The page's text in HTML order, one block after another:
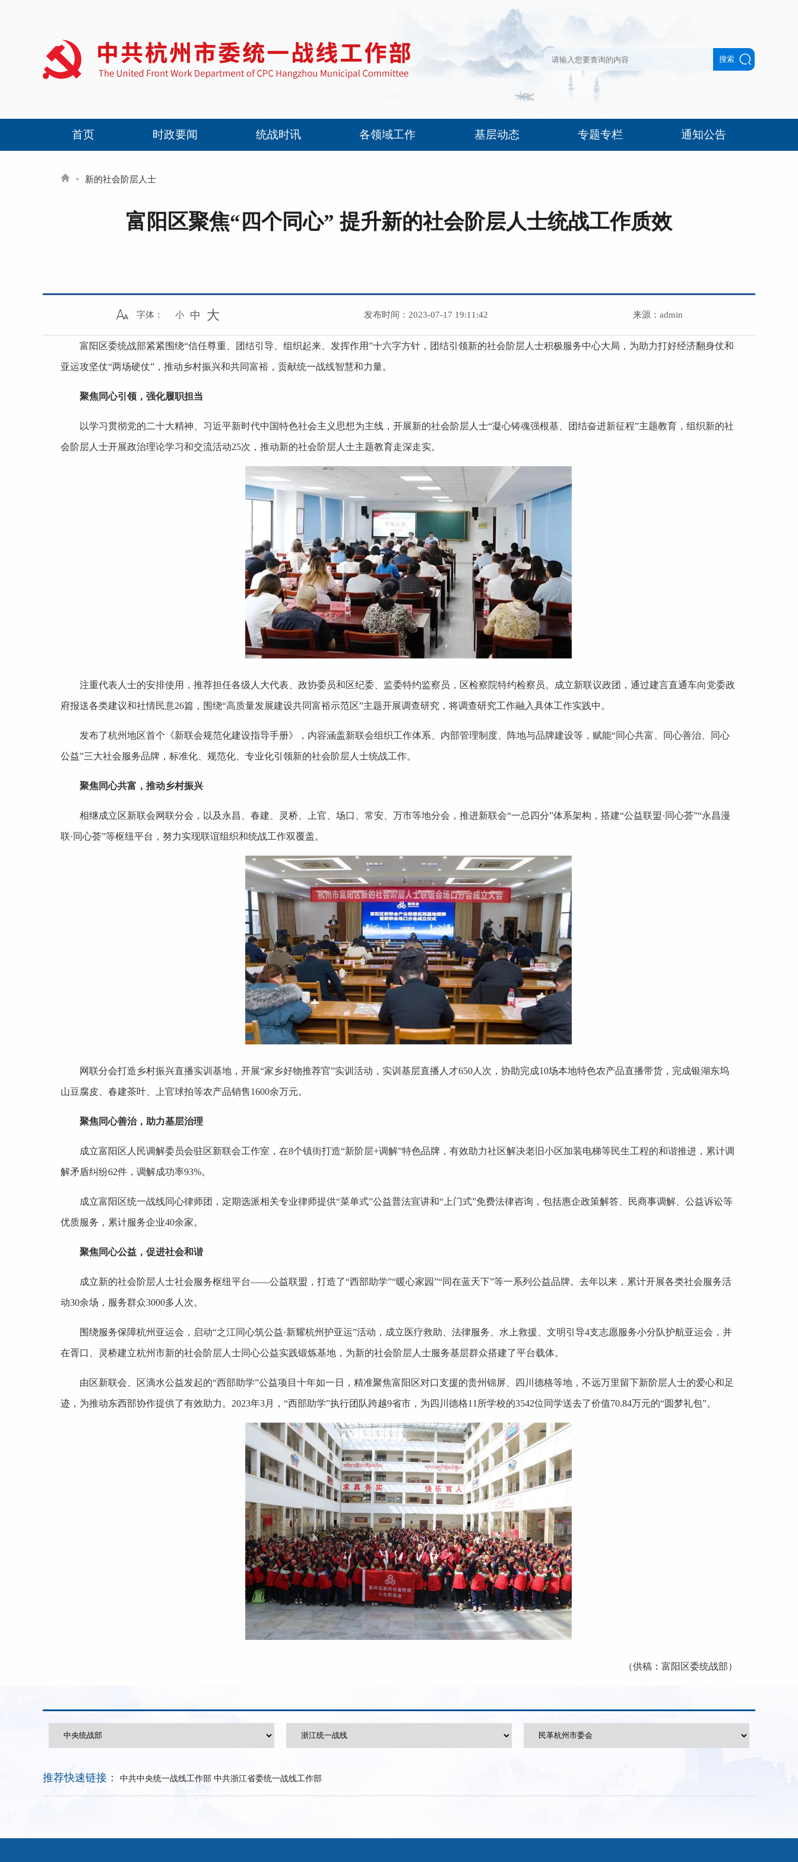
首页 时政要闻 统战时讯 各领域工作 基层动态 专题专栏 通知公告
新的社会阶层人士
富阳区聚焦“四个同心” 提升新的社会阶层人士统战工作质效
字体： 小 中 大 发布时间：2023-07-17 19:11:42 来源：admin
富阳区委统战部紧紧围绕“信任尊重、团结引导、组织起来、发挥作用”十六字方针，团结引领新的社会阶层人士积极服务中心大局，为助力打好经济翻身仗和
亚运攻坚仗“两场硬仗”，推动乡村振兴和共同富裕，贡献统一战线智慧和力量。
聚焦同心引领，强化履职担当
以学习贯彻党的二十大精神、习近平新时代中国特色社会主义思想为主线，开展新的社会阶层人士“凝心铸魂强根基、团结奋进新征程”主题教育，组织新的社
会阶层人士开展政治理论学习和交流活动25次，推动新的社会阶层人士主题教育走深走实。
注重代表人士的安排使用，推荐担任各级人大代表、政协委员和区纪委、监委特约监察员，区检察院特约检察员。成立新联议政团，通过建言直通车向党委政
府报送各类建议和社情民意26篇，围绕“高质量发展建设共同富裕示范区”主题开展调查研究，将调查研究工作融入具体工作实践中。
发布了杭州地区首个《新联会规范化建设指导手册》，内容涵盖新联会组织工作体系、内部管理制度、阵地与品牌建设等，赋能“同心共富、同心善治、同心
公益”三大社会服务品牌，标准化、规范化、专业化引领新的社会阶层人士统战工作。
聚焦同心共富，推动乡村振兴
相继成立区新联会网联分会，以及永昌、春建、灵桥、上官、场口、常安、万市等地分会，推进新联会“一总四分”体系架构，搭建“公益联盟·同心荟”“永昌漫
联·同心荟”等枢纽平台，努力实现联谊组织和统战工作双覆盖。
网联分会打造乡村振兴直播实训基地，开展“家乡好物推荐官”实训活动，实训基层直播人才650人次，协助完成10场本地特色农产品直播带货，完成银湖东坞
山豆腐皮、春建茶叶、上官球拍等农产品销售1600余万元。
聚焦同心善治，助力基层治理
成立富阳区人民调解委员会驻区新联会工作室，在8个镇街打造“新阶层+调解”特色品牌，有效助力社区解决老旧小区加装电梯等民生工程的和谐推进，累计调
解矛盾纠纷62件，调解成功率93%。
成立富阳区统一战线同心律师团，定期选派相关专业律师提供“菜单式”公益普法宣讲和“上门式”免费法律咨询，包括惠企政策解答、民商事调解、公益诉讼等
优质服务，累计服务企业40余家。
聚焦同心公益，促进社会和谐
成立新的社会阶层人士社会服务枢纽平台——公益联盟，打造了“西部助学”“暖心家园”“同在蓝天下”等一系列公益品牌。去年以来，累计开展各类社会服务活
动30余场，服务群众3000多人次。
围绕服务保障杭州亚运会，启动“之江同心筑公益·新耀杭州护亚运”活动，成立医疗救助、法律服务、水上救援、文明引导4支志愿服务小分队护航亚运会，并
在胥口、灵桥建立杭州市新的社会阶层人士同心公益实践锻炼基地，为新的社会阶层人士服务基层群众搭建了平台载体。
由区新联会、区滴水公益发起的“西部助学”公益项目十年如一日，精准聚焦富阳区对口支援的贵州锦屏、四川德格等地，不远万里留下新阶层人士的爱心和足
迹，为推动东西部协作提供了有效助力。2023年3月，“西部助学”执行团队跨越9省市，为四川德格11所学校的3542位同学送去了价值70.84万元的“圆梦礼包”。
（供稿：富阳区委统战部）
推荐快速链接： 中共中央统一战线工作部 中共浙江省委统一战线工作部